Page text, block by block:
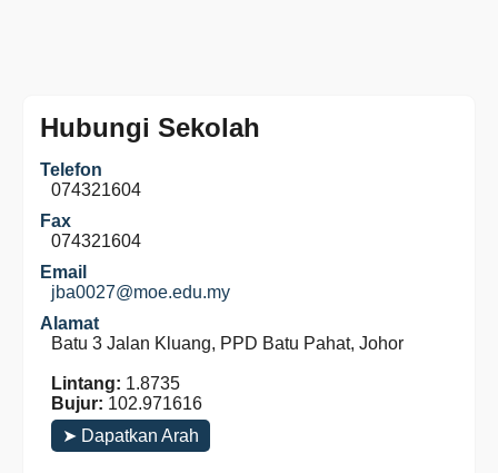
Hubungi Sekolah
Telefon
074321604
Fax
074321604
Email
jba0027@moe.edu.my
Alamat
Batu 3 Jalan Kluang, PPD Batu Pahat, Johor
Lintang: 1.8735
Bujur: 102.971616
➤ Dapatkan Arah